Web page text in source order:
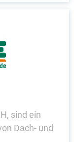
sind ein
Dach- und